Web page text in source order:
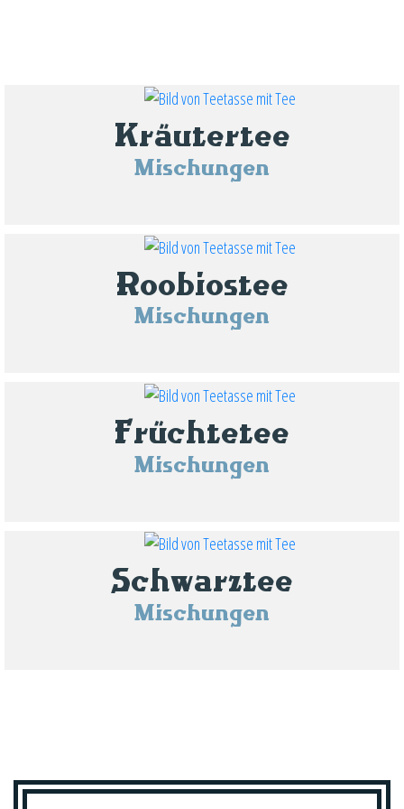
Kräutertee
Mischungen
Roobiostee
Mischungen
Früchtetee
Mischungen
Schwarztee
Mischungen